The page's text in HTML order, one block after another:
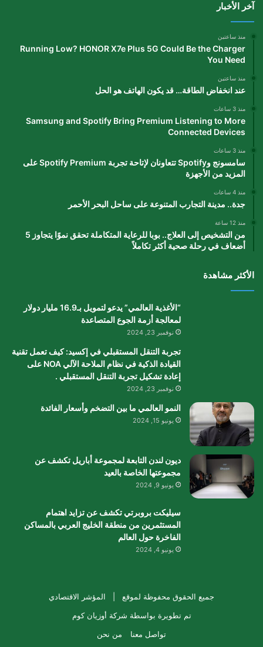
آخر الأخبار
منذ ساعتين
Running Low? HONOR X7e Plus 5G Could Be the Charger
You Need
منذ ساعتين
عند انخفاض الطاقة… قد يكون الهاتف هو الحل
منذ 3 ساعات
Samsung and Spotify Bring Premium Listening to More
Connected Devices
منذ 3 ساعات
سامسونج وSpotify تتعاونان لإتاحة تجربة Spotify Premium على
المزيد من الأجهزة
منذ 4 ساعات
جدة.. مدينة التجارب المتنوعة على ساحل البحر الأحمر
منذ 12 ساعة
من التشخيص إلى العلاج.. بوبا للرعاية المتكاملة تحقق نموًا يتجاوز 5
أضعاف في رحلة صحية أكثر تكاملاً
الأكثر مشاهدة
“الأغذية العالمي” يدعو لتمويل بـ16.9 مليار دولار
لمعالجة أزمة الجوع المتصاعدة
نوفمبر 23, 2024
تجربة التنقل المستقبلي في إكسيد: كيف تعمل تقنية
القيادة الذكية في نظام الملاحة الآلي NOA على
إعادة تشكيل تجربة التنقل المستقبلي .
نوفمبر 23, 2024
النمو العالمي ما بين التضخم وأسعار الفائدة
يونيو 15, 2024
ديون لندن التابعة لمجموعة أباريل تكشف عن
مجموعتها الخاصة بالعيد
يونيو 9, 2024
سيليكت بروبرتي تكشف عن تزايد اهتمام
المستثمرين من منطقة الخليج العربي بالمساكن
الفاخرة حول العالم
يونيو 4, 2024
جميع الحقوق محفوظة لموقع | المؤشر الاقتصادي
تم تطويرة بواسطة شركة أوزيان كوم
تواصل معنا
من نحن